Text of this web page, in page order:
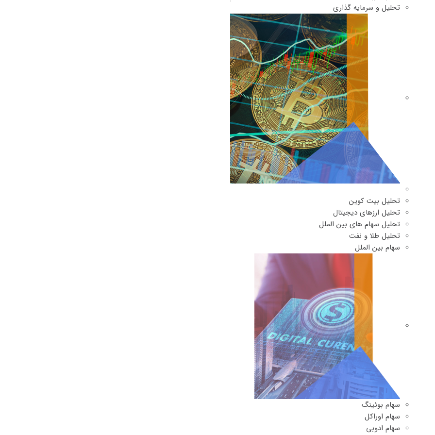
تحلیل و سرمایه گذاری
تحلیل بیت کوین
تحلیل ارزهای دیجیتال
تحلیل سهام های بین الملل
تحلیل طلا و نفت
سهام بین الملل
سهام بوئینگ
سهام اوراکل
سهام ادوبی